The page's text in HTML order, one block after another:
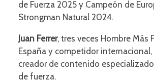
de Fuerza 2025 y Campeón de
Strongman Natural 2024.
Juan Ferrer, tres veces Hombre Más
España y competidor
creador de contenido
de fuerza.